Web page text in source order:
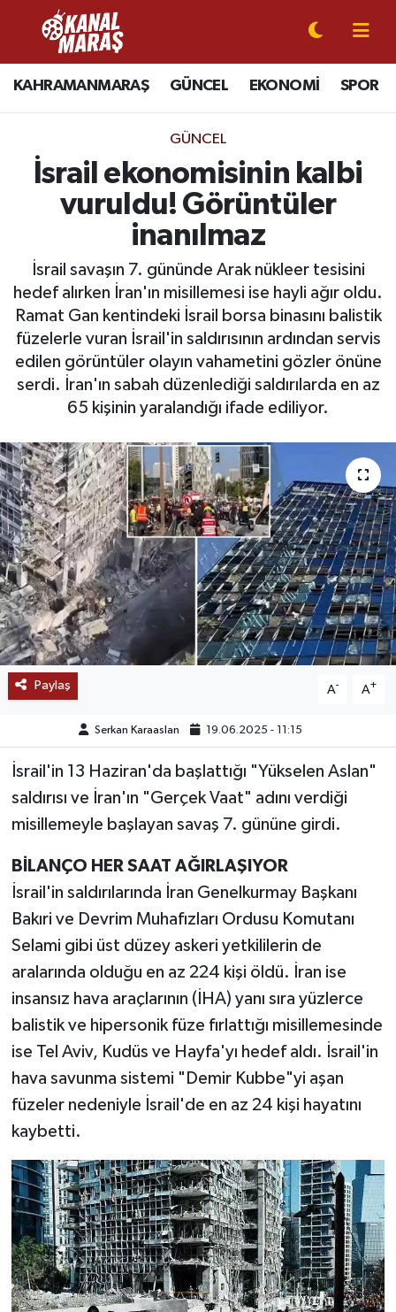
KAHRAMANMARAŞ GÜNCEL EKONOMİ SPOR
GÜNCEL
İsrail ekonomisinin kalbi
vuruldu! Görüntüler
inanılmaz
İsrail savaşın 7. gününde Arak nükleer tesisini
hedef alırken İran'ın misillemesi ise hayli ağır oldu.
Ramat Gan kentindeki İsrail borsa binasını balistik
füzelerle vuran İsrail'in saldırısının ardından servis
edilen görüntüler olayın vahametini gözler önüne
serdi. İran'ın sabah düzenlediği saldırılarda en az
65 kişinin yaralandığı ifade ediliyor.
Paylaş A- A+
Serkan Karaaslan 19.06.2025 - 11:15
İsrail'in 13 Haziran'da başlattığı "Yükselen Aslan"
saldırısı ve İran'ın "Gerçek Vaat" adını verdiği
misillemeyle başlayan savaş 7. gününe girdi.
BİLANÇO HER SAAT AĞIRLAŞIYOR
İsrail'in saldırılarında İran Genelkurmay Başkanı
Bakıri ve Devrim Muhafızları Ordusu Komutanı
Selami gibi üst düzey askeri yetkililerin de
aralarında olduğu en az 224 kişi öldü. İran ise
insansız hava araçlarının (İHA) yanı sıra yüzlerce
balistik ve hipersonik füze fırlattığı misillemesinde
ise Tel Aviv, Kudüs ve Hayfa'yı hedef aldı. İsrail'in
hava savunma sistemi "Demir Kubbe"yi aşan
füzeler nedeniyle İsrail'de en az 24 kişi hayatını
kaybetti.
CANLI YAYIN
KAHRAMANMARAŞ
GÜNCEL
SPOR
EKONOMİ
GÜNDEM
MAGAZİN
EĞİTİM
BÖLGE
KEŞFET
POPÜLER
DÜNYA
TREND
MEDYA
OTOMOTİV
TEKNOLOJİ
YAŞAM
KÜLTÜR SANAT
Kahramanmaraş Nöbetçi Eczaneler
Kahramanmaraş Hava Durumu
Kahramanmaraş Namaz Vakitleri
Kahramanmaraş Trafik Yoğunluk Haritası
Süper Lig Puan Durumu ve Fikstür
Tüm Manşetler
Son Dakika Haberleri
Haber Arşivi